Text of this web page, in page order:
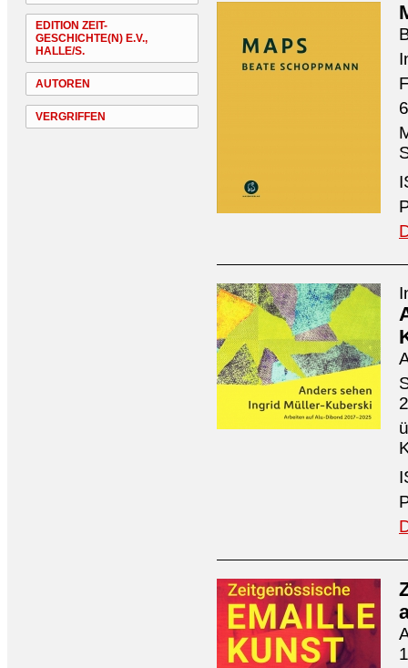
EDITION ZEIT-
GESCHICHTE(N) E.V.,
HALLE/S.
AUTOREN
VERGRIFFEN